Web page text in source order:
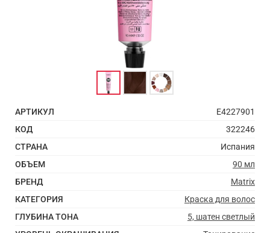
АРТИКУЛ
E4227901
КОД
322246
СТРАНА
Испания
ОБЪЕМ
90 мл
БРЕНД
Matrix
КАТЕГОРИЯ
Краска для волос
ГЛУБИНА ТОНА
5, шатен светлый